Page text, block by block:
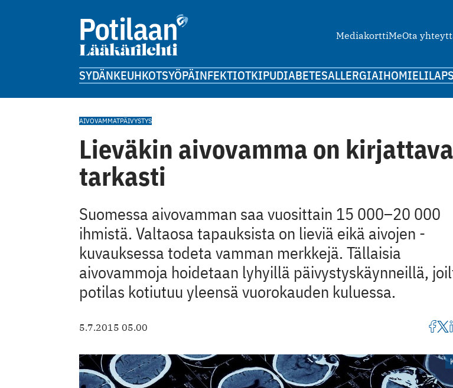
MediakorttiMeOta
SYDÄNKEUHKOTSYÖPÄINFEKTIOTKIPUDIABETESALLERGIAIHOMIELI
AIVOVAMMATPÄIVYSTYS
Lieväkin aivovamma on kirjattava
tarkasti
Suomessa aivovamman saa vuosittain 15 000–20 000
ihmistä. Valtaosa tapauksista on lieviä eikä aivojen ­
kuvauksessa todeta vamman merkkejä. Tällaisia
aivovammoja hoidetaan lyhyillä päivystyskäynneillä,
potilas kotiutuu yleensä vuorokauden kuluessa.
5.7.2015 05.00